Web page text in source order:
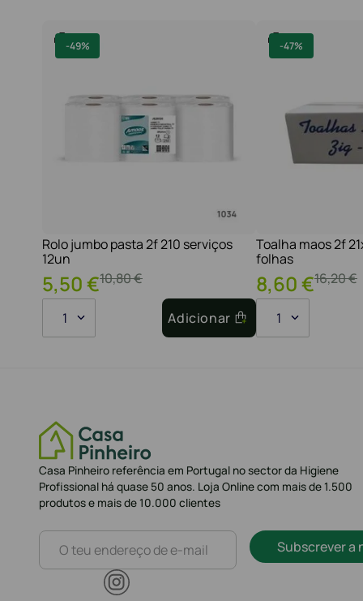
-49%
Rolo jumbo pasta 2f 210 serviços
12un
10,80€
5,50€
1 Adicionar
-47%
Toalha maos 2f
folhas
16,20€
8,60€
1
Casa Pinheiro referência em Portugal no sector da Higiene
Profissional há quase 50 anos. Loja Online com mais de 1.500
produtos e mais de 10.000 clientes
Subscrever a